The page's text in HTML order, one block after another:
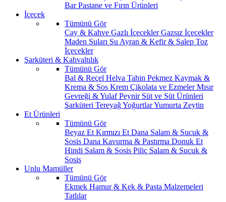
BarPastane ve Fırın Ürünleri
İçecek
Tümünü Gör
Çay & Kahve Gazlı İçeceklerGazsız İçecekler
Maden Suları Su Ayran & Kefir & Salep Toz
İçecekler
Şarküteri & Kahvaltılık
Tümünü Gör
Bal & Reçel Helva Tahin Pekmez Kaymak &
Krema & Sos Krem Çikolata ve EzmelerMısır
Gevreği & YulafPeynir Süt ve Süt Ürünleri
Şarküteri TereyağYoğurtlarYumurta Zeytin
Et Ürünleri
Tümünü Gör
Beyaz Et Kırmızı Et Dana Salam & Sucuk &
Sosis Dana Kavurma & Pastırma Donuk Et
Hindi Salam & Sosis Piliç Salam & Sucuk &
Sosis
Unlu Mamüller
Tümünü Gör
Ekmek Hamur & Kek & Pasta Malzemeleri
Tatlılar